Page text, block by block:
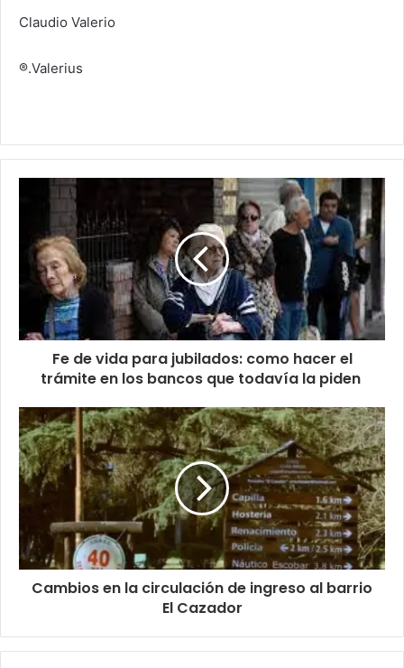
Claudio Valerio
®.Valerius
Fe de vida para jubilados: como hacer el
trámite en los bancos que todavía la piden
Cambios en la circulación de ingreso al barrio
El Cazador